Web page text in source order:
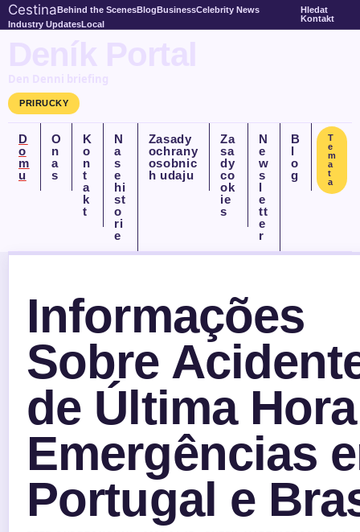
CestinaBehind the ScenesBlogBusinessCelebrity News
Industry UpdatesLocal
Hledat
Kontakt
Deník Portal
Den Denni briefing
PRIRUCKY
D
o
m
u
O
n
a
s
K
o
n
t
a
k
t
N
a
s
e
hi
st
o
ri
e
Zasady
ochrany
osobnic
h udaju
Za
sa
dy
co
ok
ie
s
N
e
w
s
l
e
tt
e
r
B
l
o
g
T
e
m
a
t
a
Informações
Sobre
de Última
Emergências
Portugal e